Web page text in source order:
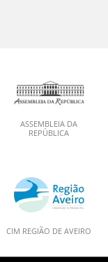
ASSEMBLEIA DA
REPÚBLICA
CIM REGIÃO DE AVEIRO